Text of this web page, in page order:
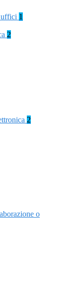
1
2
2
o